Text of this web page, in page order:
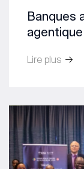
Banques
agentique
Lire plus